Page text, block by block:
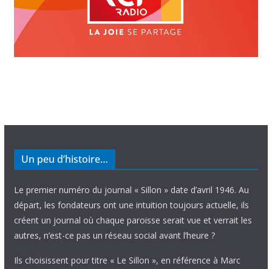
Un peu d’histoire…
Le premier numéro du journal « Sillon » date d’avril 1946. Au
départ, les fondateurs ont une intuition toujours actuelle, ils
créent un journal où chaque paroisse serait vue et verrait les
autres, n’est-ce pas un réseau social avant l’heure ?
Ils choisissent pour titre « Le Sillon », en référence à Marc